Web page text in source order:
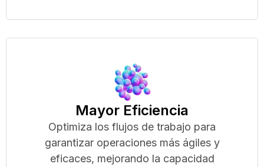
Mayor Eficiencia
Optimiza los flujos de trabajo para
garantizar operaciones más ágiles y
eficaces, mejorando la capacidad